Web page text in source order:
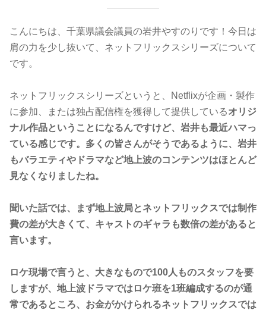
こんにちは、千葉県議会議員の岩井やすのりです！今日は
肩の力を少し抜いて、ネットフリックスシリーズについて
です。
ネットフリックスシリーズというと、Netflixが企画・製作
に参加、または独占配信権を獲得して提供しているオリジ
ナル作品ということになるんですけど、岩井も最近ハマっ
ている感じです。多くの皆さんがそうであるように、岩井
もバラエティやドラマなど地上波のコンテンツはほとんど
見なくなりましたね。
聞いた話では、まず地上波局とネットフリックスでは制作
費の差が大きくて、キャストのギャラも数倍の差があると
言います。
ロケ現場で言うと、大きなもので100人ものスタッフを要
しますが、地上波ドラマではロケ班を1班編成するのが通
常であるところ、お金がかけられるネットフリックスでは